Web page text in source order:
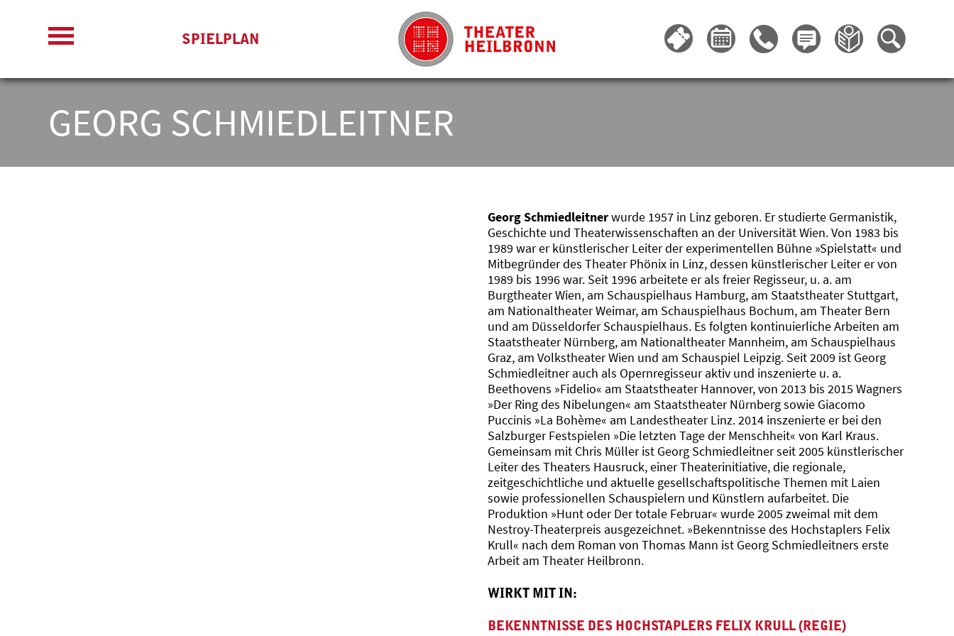
SPIELPLAN
GEORG SCHMIEDLEITNER
Georg Schmiedleitnerwurde 1957 in Linz geboren. Er studierte Germanistik,
Geschichte und Theaterwissenschaften an der Universität Wien. Von 1983 bis
1989 war er künstlerischer Leiter der experimentellen Bühne »Spielstatt« und
Mitbegründer des Theater Phönix in Linz, dessen künstlerischer Leiter er von
1989 bis 1996 war. Seit 1996 arbeitete er als freier Regisseur, u. a. am
Burgtheater Wien, am Schauspielhaus Hamburg, am Staatstheater Stuttgart,
am Nationaltheater Weimar, am Schauspielhaus Bochum, am Theater Bern
und am Düsseldorfer Schauspielhaus. Es folgten kontinuierliche Arbeiten am
Staatstheater Nürnberg, am Nationaltheater Mannheim, am Schauspielhaus
Graz, am Volkstheater Wien und am Schauspiel Leipzig. Seit 2009 ist Georg
Schmiedleitner auch als Opernregisseur aktiv und inszenierte u. a.
Beethovens »Fidelio« am Staatstheater Hannover, von 2013 bis 2015 Wagners
»Der Ring des Nibelungen« am Staatstheater Nürnberg sowie Giacomo
Puccinis »La Bohème« am Landestheater Linz. 2014 inszenierte er bei den
Salzburger Festspielen »Die letzten Tage der Menschheit« von Karl Kraus.
Gemeinsam mit Chris Müller ist Georg Schmiedleitner seit 2005 künstlerischer
Leiter des Theaters Hausruck, einer Theaterinitiative, die regionale,
zeitgeschichtliche und aktuelle gesellschaftspolitische Themen mit Laien
sowie professionellen Schauspielern und Künstlern aufarbeitet. Die
Produktion »Hunt oder Der totale Februar« wurde 2005 zweimal mit dem
Nestroy-Theaterpreis ausgezeichnet. »Bekenntnisse des Hochstaplers Felix
Krull« nach dem Roman von Thomas Mann ist Georg Schmiedleitners erste
Arbeit am Theater Heilbronn.
WIRKT MIT IN:
BEKENNTNISSE DES HOCHSTAPLERS FELIX KRULL (REGIE)